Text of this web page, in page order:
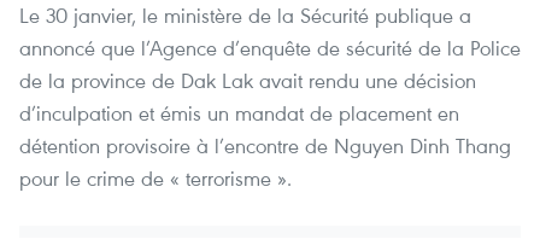
Le 30 janvier, le ministère de la Sécurité publique a
annoncé que l’Agence d’enquête de sécurité de la Police
de la province de Dak Lak avait rendu une décision
d’inculpation et émis un mandat de placement en
détention provisoire à l’encontre de Nguyen Dinh Thang
pour le crime de « terrorisme ».